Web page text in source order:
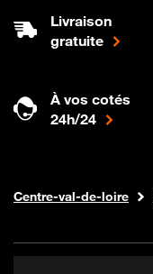
Livraison
gratuite
À vos cotés
24h/24
Boutique Orange
Internet fibre
Centre-val-de-loire